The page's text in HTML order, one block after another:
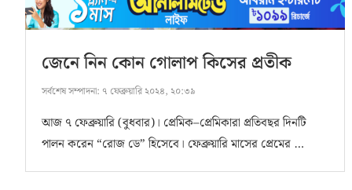
জেনে নিন কোন গোলাপ কিসের প্রতীক
সর্বশেষ সম্পাদনা: ৭ ফেব্রুয়ারি ২০২৪, ২০:৩৯
আজ ৭ ফেব্রুয়ারি (বুধবার)। প্রেমিক–প্রেমিকারা প্রতিবছর দিনটি
পালন করেন “রোজ ডে” হিসেবে। ফেব্রুয়ারি মাসের প্রেমের …